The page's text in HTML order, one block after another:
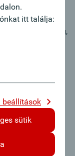
Ideen selbst
nur eine über
Vergütung,
wie unsere
Altersvorsorge,
bankeigene
Sie sind
freuen uns auf
itt találja:
beállítások
sütik